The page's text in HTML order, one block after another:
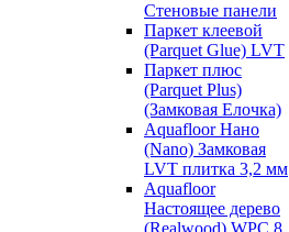
Стеновые панели
Паркет клеевой
(Parquet Glue) LVT
Паркет плюс
(Parquet Plus)
(Замковая Елочка)
Aquafloor Нано
(Nano) Замковая
LVT плитка 3,2 мм
Aquafloor
Настоящее дерево
(Realwood) WPC 8